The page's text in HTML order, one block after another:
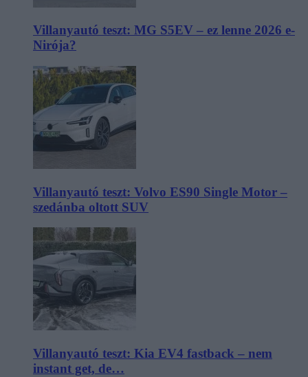
Villanyautó teszt: MG S5EV – ez lenne 2026 e-
Nirója?
Villanyautó teszt: Volvo ES90 Single Motor –
szedánba oltott SUV
Villanyautó teszt: Kia EV4 fastback – nem
instant get, de…